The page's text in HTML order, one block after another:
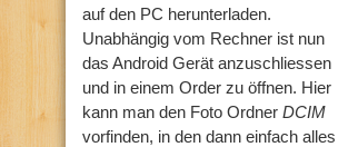
auf den PC herunterladen.
Unabhängig vom Rechner ist nun
das Android Gerät anzuschliessen
und in einem Order zu öffnen. Hier
kann man den Foto Ordner DCIM
vorfinden, in den dann einfach alles